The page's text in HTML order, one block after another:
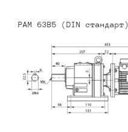
PAM 63B5 (DIN стандарт)